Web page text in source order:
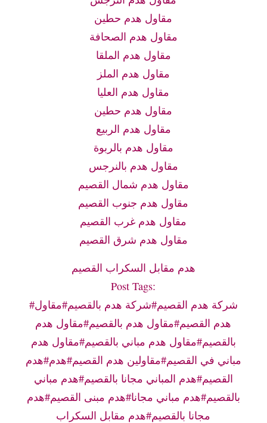
مقاول هدم حطين
مقاول هدم الصحافة
مقاول هدم الملقا
مقاول هدم الملز
مقاول هدم العليا
مقاول هدم حطين
مقاول هدم الربيع
مقاول هدم بالربوة
مقاول هدم بالنرجس
مقاول هدم شمال القصيم
مقاول هدم جنوب القصيم
مقاول هدم غرب القصيم
مقاول هدم شرق القصيم
هدم مقابل السكراب القصيم
Post Tags:
#شركة هدم القصيم#شركة هدم بالقصيم#مقاول
هدم القصيم#مقاول هدم بالقصيم#مقاول هدم
بالقصيم#مقاول هدم مباني بالقصيم#مقاول هدم
مباني في القصيم#مقاولين هدم القصيم#هدم#هدم
القصيم#هدم المباني مجانا بالقصيم#هدم مباني
بالقصيم#هدم مباني مجانا#هدم مبنى القصيم#هدم
مجانا بالقصيم#هدم مقابل السكراب